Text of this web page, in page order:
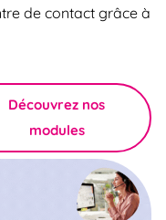
de contact grâce à
Découvrez nos
modules